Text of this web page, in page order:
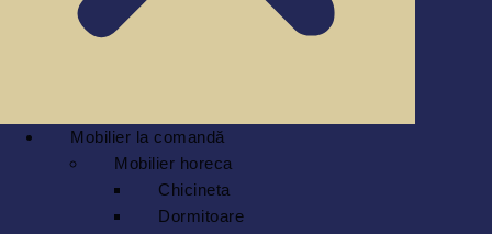
Mobilier la comandă
Mobilier horeca
Chicineta
Dormitoare